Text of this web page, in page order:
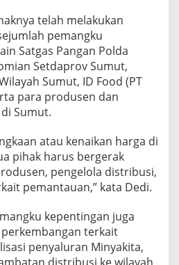
telah melakukan
pemangku
Satgas Pangan Polda
Setdaprov Sumut,
Sumut, ID Food (PT
para produsen dan
Sumut.
atau kenaikan harga di
pihak harus bergerak
pengelola distribusi,
pemantauan,” kata Dedi.
kepentingan juga
terkait
penyaluran Minyakita,